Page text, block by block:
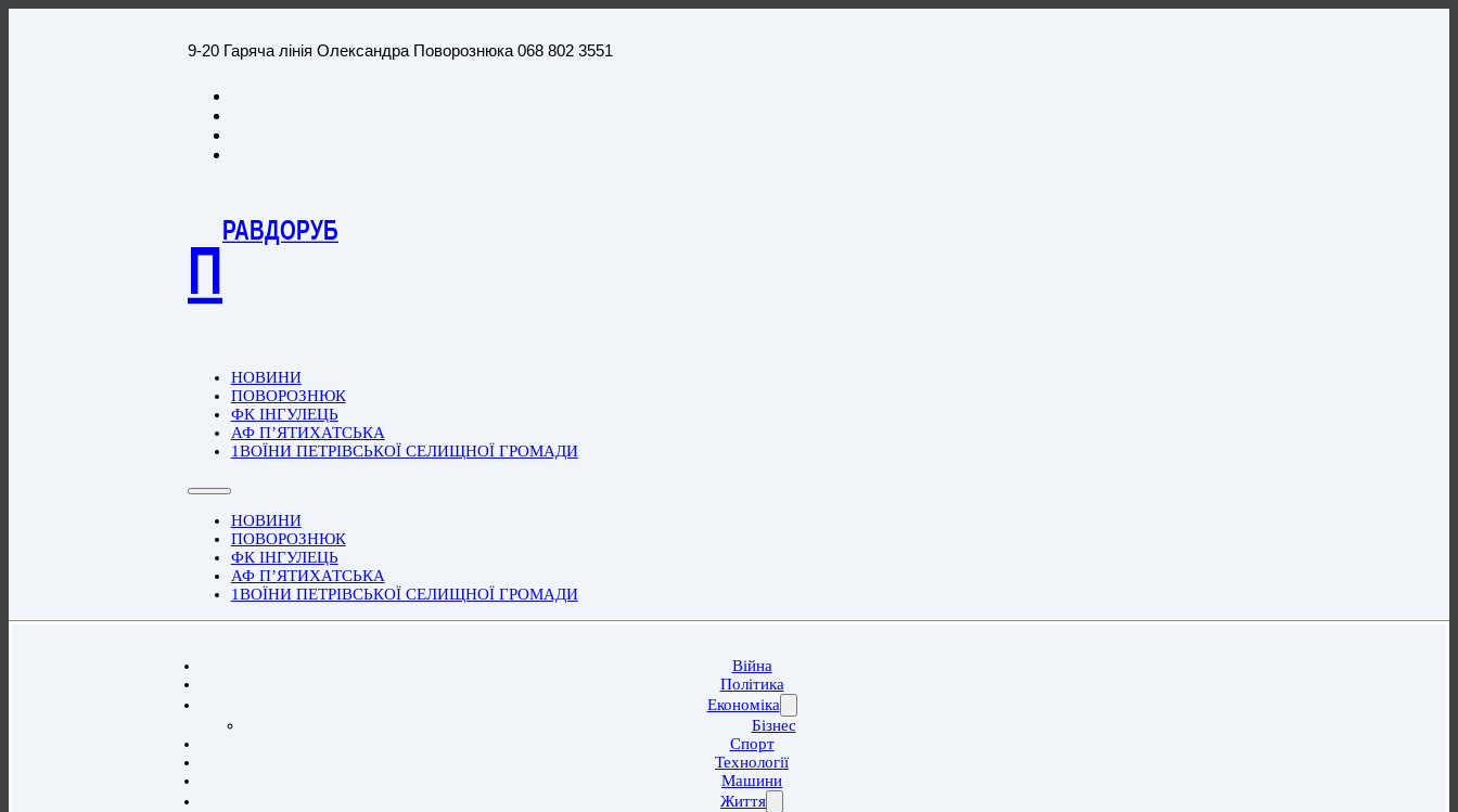
9-20 Гаряча лінія Олександра Поворознюка 068 802 3551
П
РАВДОРУБ
НОВИНИ
ПОВОРОЗНЮК
ФК ІНГУЛЕЦЬ
АФ П’ЯТИХАТСЬКА
1ВОЇНИ ПЕТРІВСЬКОЇ СЕЛИЩНОЇ ГРОМАДИ
НОВИНИ
ПОВОРОЗНЮК
ФК ІНГУЛЕЦЬ
АФ П’ЯТИХАТСЬКА
1ВОЇНИ ПЕТРІВСЬКОЇ СЕЛИЩНОЇ ГРОМАДИ
Війна
Політика
Економіка
Бізнес
Спорт
Технології
Машини
Життя